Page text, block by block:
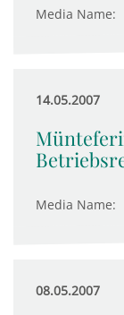
Media Name:
14.05.2007
Media Name:
08.05.2007